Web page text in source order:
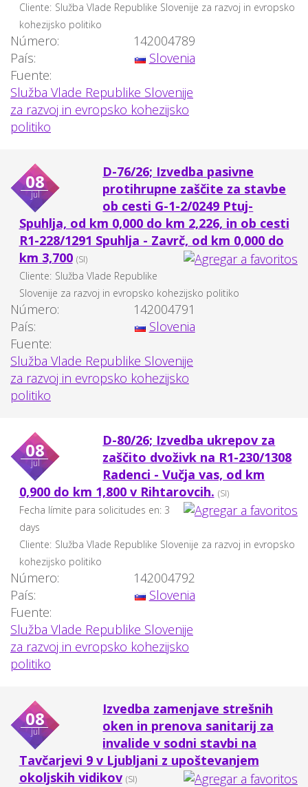
Cliente: Služba Vlade Republike Slovenije za razvoj in evropsko
kohezijsko politiko
Número:
142004789
País:
Slovenia
Fuente:
Služba Vlade Republike Slovenije
za razvoj in evropsko kohezijsko
politiko
08
jul
D-76/26; Izvedba pasivne
protihrupne zaščite za stavbe
ob cesti G-1-2/0249 Ptuj-
Spuhlja, od km 0,000 do km 2,226, in ob cesti
R1-228/1291 Spuhlja - Zavrč, od km 0,000 do
km 3,700 (SI)
Cliente: Služba Vlade Republike
Slovenije za razvoj in evropsko kohezijsko politiko
Número:
142004791
País:
Slovenia
Fuente:
Služba Vlade Republike Slovenije
za razvoj in evropsko kohezijsko
politiko
08
jul
D-80/26; Izvedba ukrepov za
zaščito dvoživk na R1-230/1308
Radenci - Vučja vas, od km
0,900 do km 1,800 v Rihtarovcih. (SI)
Fecha límite para solicitudes en: 3
days
Cliente: Služba Vlade Republike Slovenije za razvoj in evropsko
kohezijsko politiko
Número:
142004792
País:
Slovenia
Fuente:
Služba Vlade Republike Slovenije
za razvoj in evropsko kohezijsko
politiko
08
jul
Izvedba zamenjave strešnih
oken in prenova sanitarij za
invalide v sodni stavbi na
Tavčarjevi 9 v Ljubljani z upoštevanjem
okoljskih vidikov (SI)